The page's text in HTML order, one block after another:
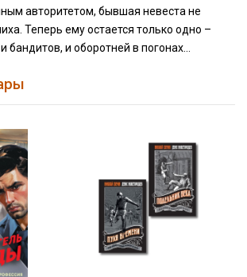
авторитетом, бывшая невеста не
Теперь ему остается только одно –
бандитов, и оборотней в погонах…